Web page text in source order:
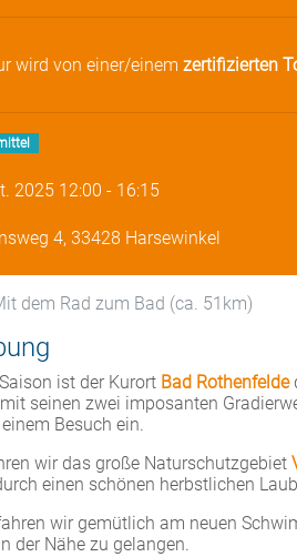
wird von einer/einem zertifizierten
2025 12:00 - 16:15
4, 33428 Harsewinkel
dem Rad zum Bad (ca. 51km)
ist der Kurort Bad Rothenfelde
seinen zwei imposanten
Besuch ein.
wir das große Naturschutzgebiet
einen schönen herbstlichen
wir gemütlich am neuen
der Nähe zu gelangen.